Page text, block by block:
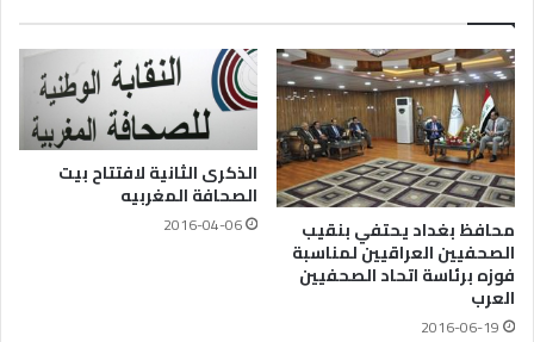
محافظ بغداد يحتفي بنقيب
الصحفيين العراقيين لمناسبة
فوزه برئاسة اتحاد الصحفيين
العرب
2016-06-19
الذكرى الثانية لافتتاح بيت
الصحافة‎ المغربيه
2016-04-06